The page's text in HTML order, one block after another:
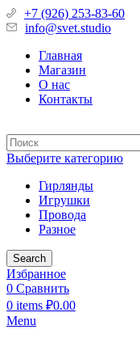
+7 (926) 253-83-60
info@svet.studio
Главная
Магазин
О нас
Контакты
Выберите категорию
Гирлянды
Игрушки
Провода
Разное
Search
Избранное
0 Сравнить
0 items ₽0.00
Menu